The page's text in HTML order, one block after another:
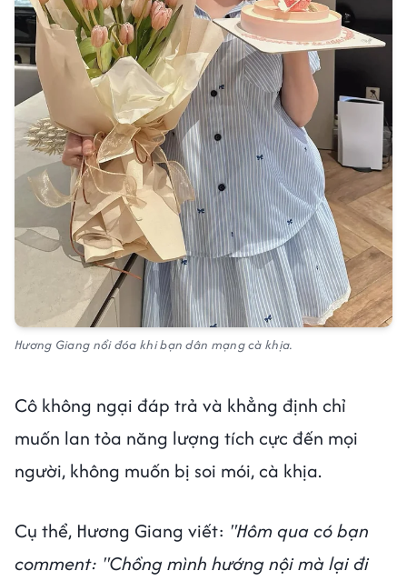
Hương Giang nổi đóa khi bạn dân mạng cà khịa.
Cô không ngại đáp trả và khẳng định chỉ
muốn lan tỏa năng lượng tích cực đến mọi
người, không muốn bị soi mói, cà khịa.
Cụ thể, Hương Giang viết: "Hôm qua có bạn
comment: "Chồng mình hướng nội mà lại đi